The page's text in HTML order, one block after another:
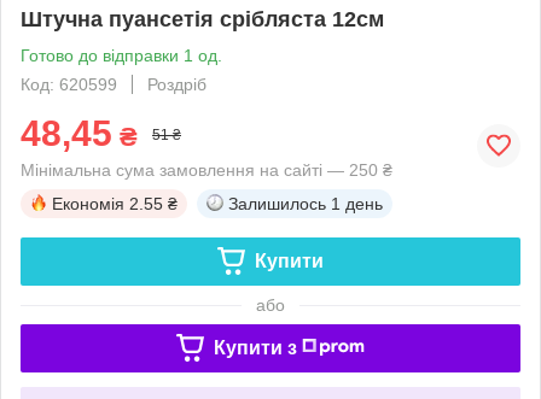
Штучна пуансетія срібляста 12см
Готово до відправки 1 од.
Код: 620599
Роздріб
48,45 ₴ 51 ₴
Мінімальна сума замовлення на сайті — 250 ₴
Економія 2.55 ₴ Залишилось 1 день
Купити
або
Купити з